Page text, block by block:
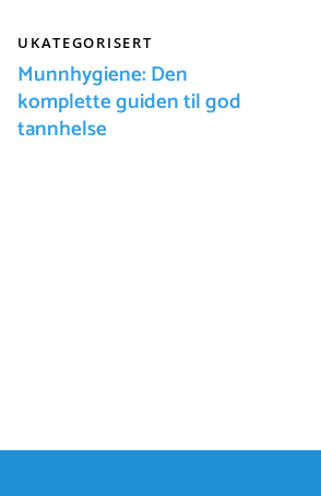
UKATEGORISERT
Munnhygiene: Den
komplette guiden til god
tannhelse